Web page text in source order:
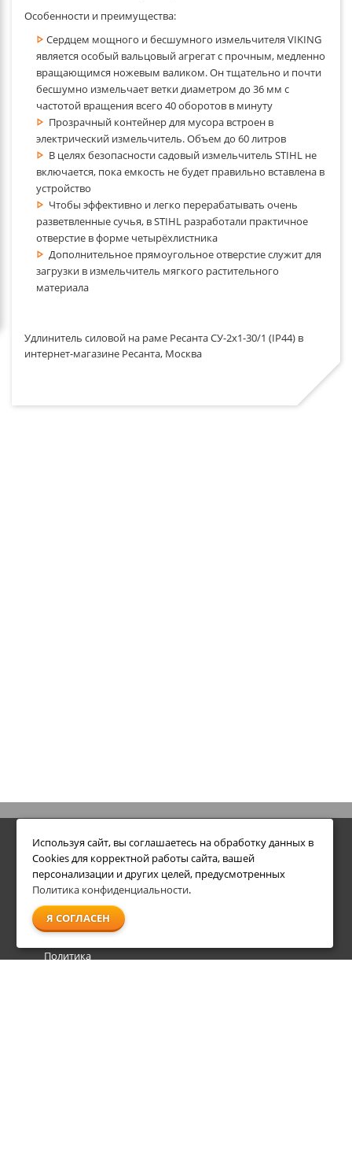
Особенности и преимущества:
Сердцем мощного и бесшумного измельчителя VIKING
является особый вальцовый агрегат с прочным, медленно
вращающимся ножевым валиком. Он тщательно и почти
бесшумно измельчает ветки диаметром до 36 мм с
частотой вращения всего 40 оборотов в минуту
Прозрачный контейнер для мусора встроен в
электрический измельчитель. Объем до 60 литров
В целях безопасности садовый измельчитель STIHL не
включается, пока емкость не будет правильно вставлена в
устройство
Чтобы эффективно и легко перерабатывать очень
разветвленные сучья, в STIHL разработали практичное
отверстие в форме четырёхлистника
Дополнительное прямоугольное отверстие служит для
загрузки в измельчитель мягкого растительного
материала
Удлинитель силовой на раме Ресанта СУ-2х1-30/1 (IP44) в
интернет-магазине Ресанта, Москва
ИНФОРМАЦИЯ
Условия возврата
О компании
Оплата
Гарантия и сервис
Политика
ДОПОЛНИТЕЛЬНО
Акции
Используя сайт, вы соглашаетесь на обработку данных в
Cookies для корректной работы сайта, вашей
персонализации и других целей, предусмотренных
Политика конфиденциальности.
Я СОГЛАСЕН